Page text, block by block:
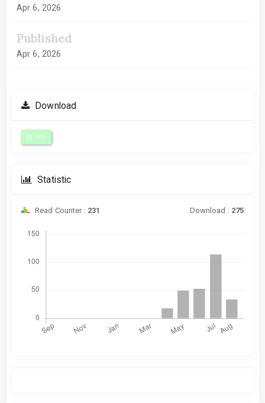
Apr 6, 2026
Published
Apr 6, 2026
Download
PDF
Statistic
Read Counter : 231 Download : 275